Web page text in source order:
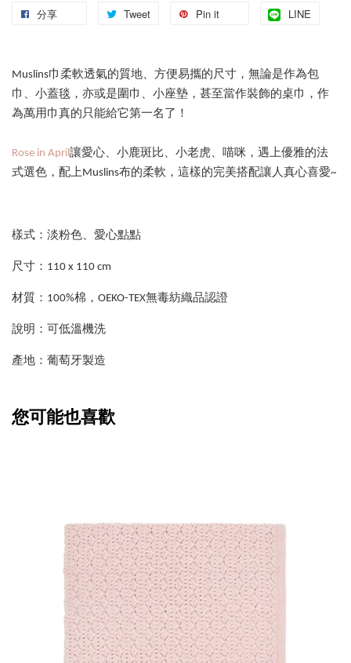
分享 Tweet Pin it LINE
Muslins巾柔軟透氣的質地、方便易攜的尺寸，無論是作為包
巾、小蓋毯，亦或是圍巾、小座墊，甚至當作裝飾的桌巾，作
為萬用巾真的只能給它第一名了！
Rose in April讓愛心、小鹿斑比、小老虎、喵咪，遇上優雅的法
式選色，配上Muslins布的柔軟，這樣的完美搭配讓人真心喜愛~
樣式：淡粉色、愛心點點
尺寸：110 x 110 cm
材質：100%棉，OEKO-TEX無毒紡織品認證
說明：可低溫機洗
產地：葡萄牙製造
您可能也喜歡